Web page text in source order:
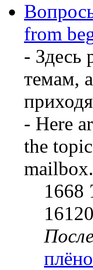
from
- Здесь
темам,
- Here
the
mailbox.
1668
16120